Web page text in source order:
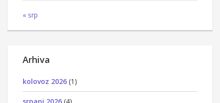
« srp
Arhiva
kolovoz 2026 (1)
srpanj 2026 (4)